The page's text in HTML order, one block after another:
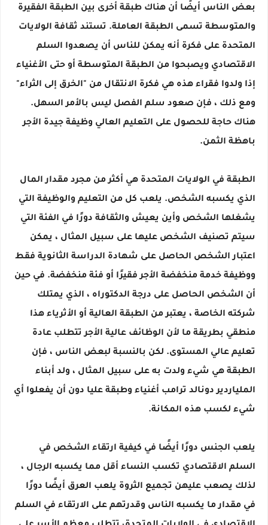
بعض الناس أيضًا أن هناك طبقة أخرى بين الطبقة الفقيرة
والمتوسطة تسمى الطبقة العاملة. تستند ثقافة الولايات
المتحدة على فكرة أنه يمكن للناس أن يصعدوا السلم
الاقتصادي ويصبحوا من الطبقة المتوسطة أو حتى الأغنياء
إذا ولدوا فقراء هذه هي فكرة الانتقال من "الخرق إلى الثراء"
ومع ذلك ، فإن صعود سلم الفصل ليس بالأمر السهل.
هناك حاجة للحصول على التعليم العالي وظيفة جيدة الأجر
باهظة الثمن.
الطبقة في الولايات المتحدة هي أكثر من مجرد مقدار المال
الذي يكسبه الشخص. يلعب كل من التعليم والوظيفة التي
يشغلها الشخص وأين يعيش والثقافة دورًا في الفئة التي
سيتم تصنيف الشخص عليها على سبيل المثال ، يمكن
اعتبار الشخص الحاصل على شهادة الدراسة الثانوية فقط
ووظيفة خدمة منخفضة الأجر فقيرًا أو فئة منخفضة. في حين
أن الشخص الحاصل على درجة الدكتوراه ، الذي يمتلك
شركته الخاصة ، يعتبر من الطبقة العالية أو الأثرياء هذا
منطقي بطريقة ما لأن الوظائف عالية الأجر تتطلب عادة
تعليم عالي المستوى. لكن بالنسبة لبعض الناس ، فإن
الطبقة هي شيء ولدت به على سبيل المثال ، ولد أبناء
الملياردير دونالد ترامب أغنياء وطبقة عليا دون أن يفعلوا أي
شيء لكسب هذه المكانة.
يلعب الجنس دورًا أيضًا في كيفية ارتقاء الشخص في
السلم الاقتصادي تكسب النساء أقل مما يكسبه الرجال ،
لذلك يصعب عليهن تجميع الثروة يلعب العرق أيضًا دورًا
في مقدار ما يكسبه الناس وقدرتهم على الارتقاء في السلم